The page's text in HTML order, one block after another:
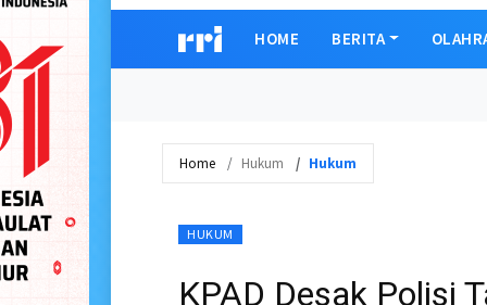
HOME BERITA
Home Hukum Hukum
HUKUM
KPAD Desak Polisi